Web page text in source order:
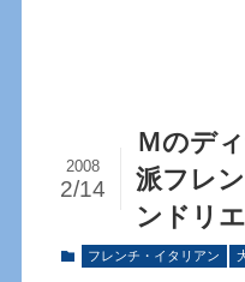
Ｍのデ
派フレ
ンドリエ
2008
2/14
フレンチ・イタリアン